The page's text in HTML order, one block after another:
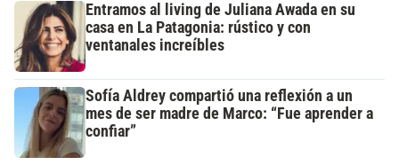
Entramos al living de Juliana Awada en su
casa en La Patagonia: rústico y con
ventanales increíbles
Sofía Aldrey compartió una reflexión a un
mes de ser madre de Marco: “Fue aprender a
confiar”